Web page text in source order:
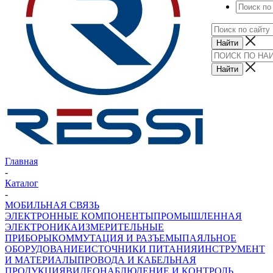
Главная
-
Каталог
-
МОБИЛЬНАЯ СВЯЗЬ
ЭЛЕКТРОННЫЕ КОМПОНЕНТЫПРОМЫШЛЕННАЯ
ЭЛЕКТРОНИКАИЗМЕРИТЕЛЬНЫЕ
ПРИБОРЫКОММУТАЦИЯ И РАЗЪЕМЫПАЯЛЬНОЕ
ОБОРУДОВАНИЕИСТОЧНИКИ ПИТАНИЯИНСТРУМЕНТ
И МАТЕРИАЛЫПРОВОДА И КАБЕЛЬНАЯ
ПРОДУКЦИЯВИДЕОНАБЛЮДЕНИЕ И КОНТРОЛЬ